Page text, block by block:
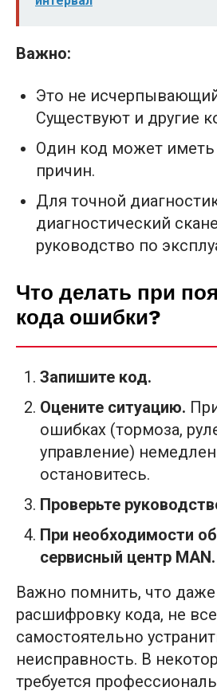
Важно:
Это не
Существуют и другие
Один код может иметь
причин.
Для точной
диагностический
руководство по
Что делать при
кода ошибки?
Запишите код.
Оцените ситуацию.
ошибках (тормоза,
управление)
остановитесь.
Проверьте
При необходимости
сервисный центр MAN.
Важно помнить, что даже
расшифровку кода, не
самостоятельно
неисправность. В
требуется